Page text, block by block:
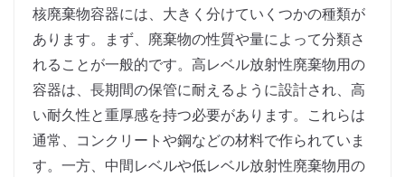
核廃棄物容器には、大きく分けていくつかの種類が
あります。まず、廃棄物の性質や量によって分類さ
れることが一般的です。高レベル放射性廃棄物用の
容器は、長期間の保管に耐えるように設計され、高
い耐久性と重厚感を持つ必要があります。これらは
通常、コンクリートや鋼などの材料で作られていま
す。一方、中間レベルや低レベル放射性廃棄物用の